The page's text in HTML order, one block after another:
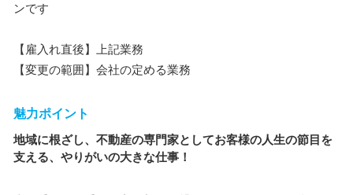
ンです
【雇入れ直後】上記業務
【変更の範囲】会社の定める業務
魅力ポイント
地域に根ざし、不動産の専門家としてお客様の人生の節目を
支える、やりがいの大きな仕事！